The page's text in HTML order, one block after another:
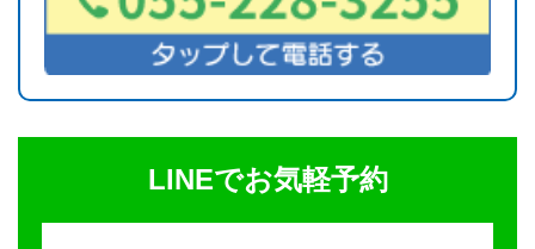
LINEでお気軽予約